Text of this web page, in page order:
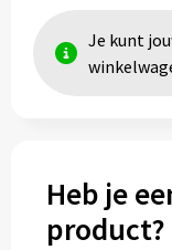
Je kunt
Heb je
product?